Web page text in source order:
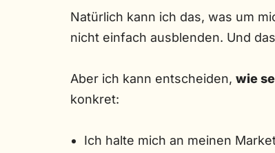
Natürlich kann ich das, was um
nicht einfach ausblenden. Und
Aber ich kann entscheiden, wie
konkret:
Ich halte mich an meinen